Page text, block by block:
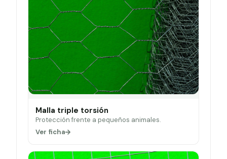
Malla triple torsión
Protección frente a pequeños animales.
Ver ficha